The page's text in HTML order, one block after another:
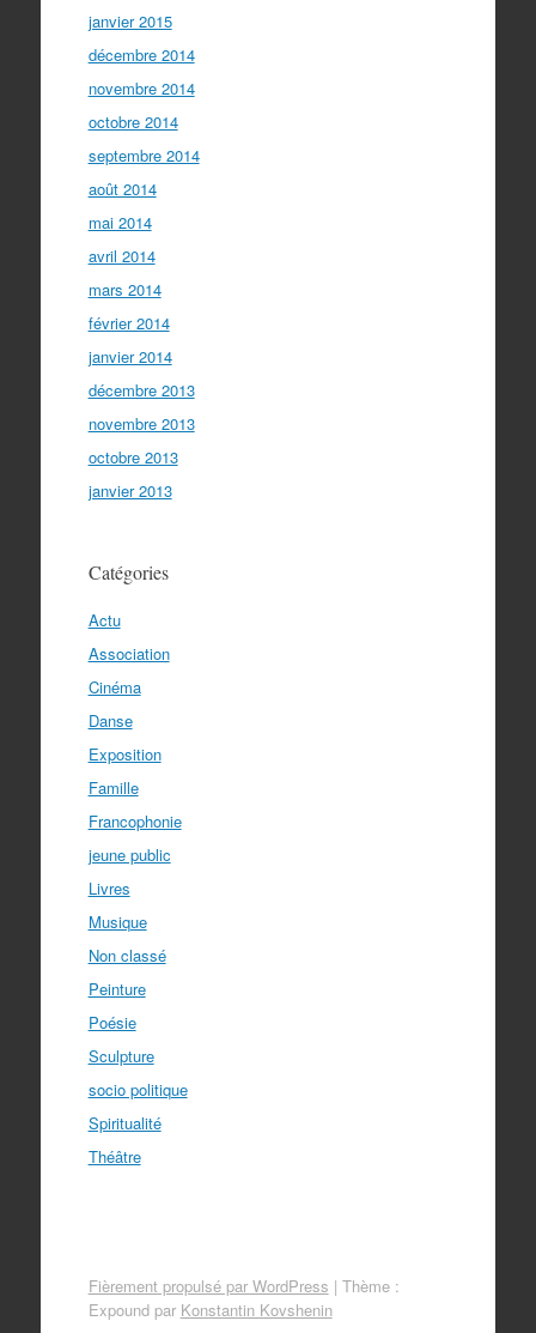
janvier 2015
décembre 2014
novembre 2014
octobre 2014
septembre 2014
août 2014
mai 2014
avril 2014
mars 2014
février 2014
janvier 2014
décembre 2013
novembre 2013
octobre 2013
janvier 2013
Catégories
Actu
Association
Cinéma
Danse
Exposition
Famille
Francophonie
jeune public
Livres
Musique
Non classé
Peinture
Poésie
Sculpture
socio politique
Spiritualité
Théâtre
Fièrement propulsé par WordPress | Thème :
Expound par Konstantin Kovshenin